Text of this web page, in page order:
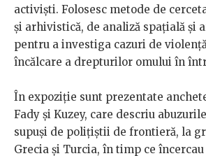
activiști. Folosesc metode de
și arhivistică, de analiză spațială și
pentru a investiga cazuri de
încălcare a drepturilor omului în
În expoziție sunt prezentate
Fady și Kuzey, care descriu
supuși de polițiștii de frontieră, la
Grecia și Turcia, în timp ce